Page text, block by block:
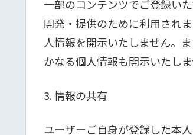
一部のコンテンツでご登録い
開発・提供のために利用され
人情報を開示いたしません。
かなる個人情報も開示いたしま
3. 情報の共有
ユーザーご自身が登録した本